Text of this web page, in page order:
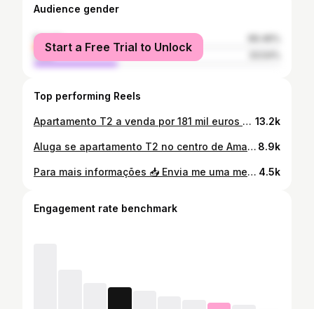
Audience gender
female
male
Start a Free Trial to Unlock
Top performing Reels
Apartamento T2 a venda por 181 mil euros 🏠💰 Localização: Rio de Mouro Para maos informações envia uma mensagem 📥 13.2k
Aluga se apartamento T2 no centro de Amadora 🏠📥 Arrendamento de um apartamento T2 no centro de Amadora. Para mais informações envia nos uma mensagem 📥 8.9k
Para mais informações 📥 Envia me uma mensagem 📥 4.5k
Engagement rate benchmark